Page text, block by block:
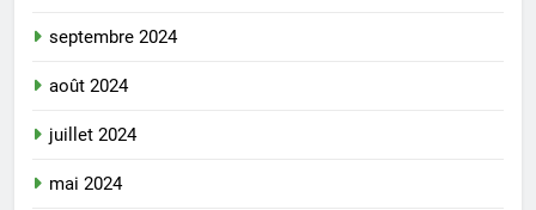
septembre 2024
août 2024
juillet 2024
mai 2024